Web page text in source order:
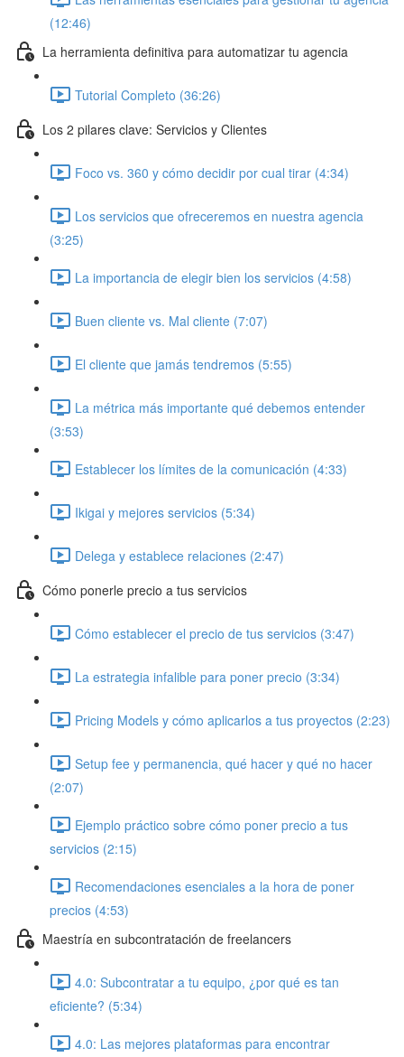
(12:46)
La herramienta definitiva para automatizar tu agencia
Tutorial Completo (36:26)
Los 2 pilares clave: Servicios y Clientes
Foco vs. 360 y cómo decidir por cual tirar (4:34)
Los servicios que ofreceremos en nuestra agencia
(3:25)
La importancia de elegir bien los servicios (4:58)
Buen cliente vs. Mal cliente (7:07)
El cliente que jamás tendremos (5:55)
La métrica más importante qué debemos entender
(3:53)
Establecer los límites de la comunicación (4:33)
Ikigai y mejores servicios (5:34)
Delega y establece relaciones (2:47)
Cómo ponerle precio a tus servicios
Cómo establecer el precio de tus servicios (3:47)
La estrategia infalible para poner precio (3:34)
Pricing Models y cómo aplicarlos a tus proyectos (2:23)
Setup fee y permanencia, qué hacer y qué no hacer
(2:07)
Ejemplo práctico sobre cómo poner precio a tus
servicios (2:15)
Recomendaciones esenciales a la hora de poner
precios (4:53)
Maestría en subcontratación de freelancers
4.0: Subcontratar a tu equipo, ¿por qué es tan
eficiente? (5:34)
4.0: Las mejores plataformas para encontrar